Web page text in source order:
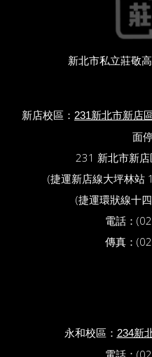
新北市私立莊敬
新店校區： 231新北市新店
面
231 新北市新
(捷運新店線大坪林站
(捷運環狀線十
電話：
傳真：
永和校區： 234新